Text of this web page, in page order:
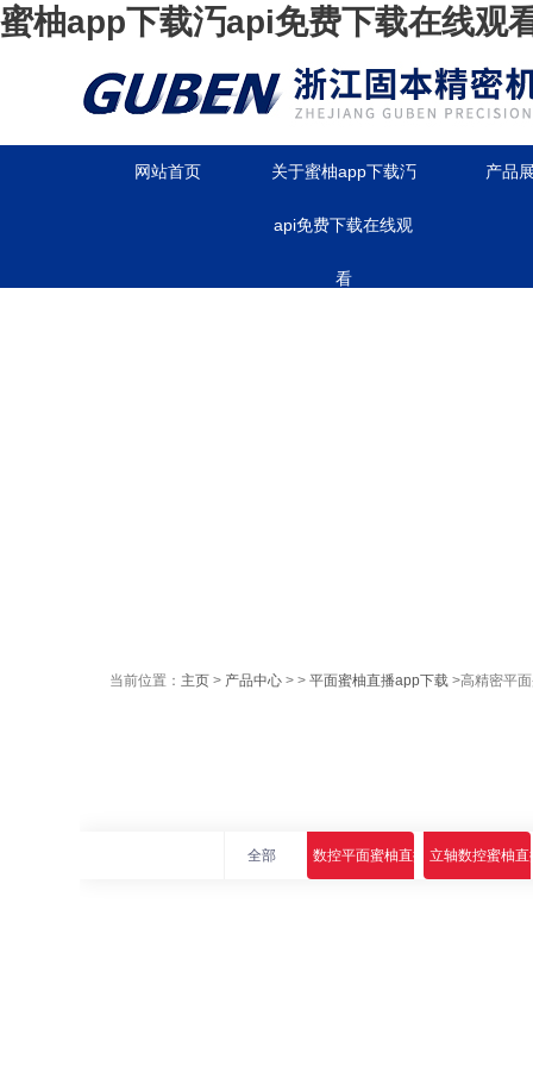
蜜柚app下载汅api免费下载在线观
网站首页 关于蜜柚app下载汅
api免费下载在线观
看
产品
当前位置： 主页 > 产品中心 > >平面蜜柚直播app下载 >高精密平
全部 数控平面蜜柚直播app下载
立轴数控蜜柚